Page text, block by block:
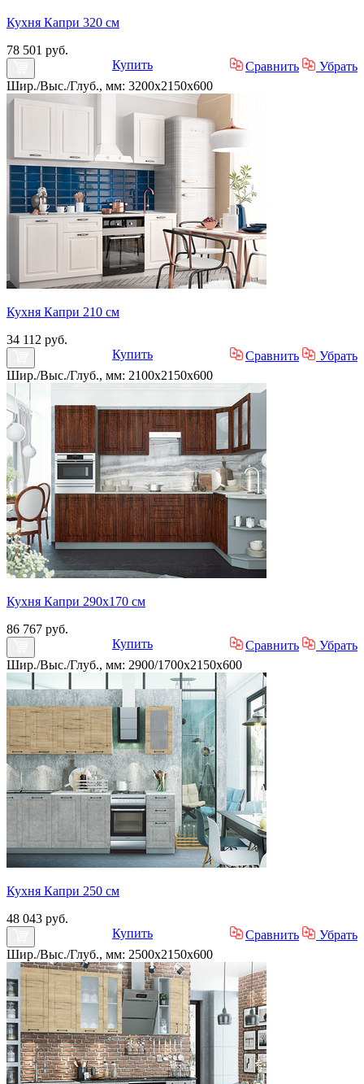
Кухня Капри 320 см
78 501 руб.
Купить
Сравнить
Убрать
Шир./Выс./Глуб., мм: 3200x2150x600
Кухня Капри 210 см
34 112 руб.
Купить
Сравнить
Убрать
Шир./Выс./Глуб., мм: 2100x2150x600
Кухня Капри 290х170 см
86 767 руб.
Купить
Сравнить
Убрать
Шир./Выс./Глуб., мм: 2900/1700x2150x600
Кухня Капри 250 см
48 043 руб.
Купить
Сравнить
Убрать
Шир./Выс./Глуб., мм: 2500x2150x600